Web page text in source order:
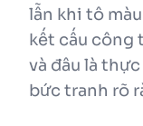
lẫn khi tô
kết cấu công
và đâu là
bức tranh rõ